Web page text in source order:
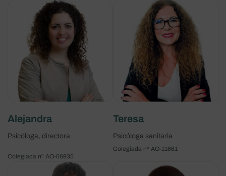
Alejandra
Psicóloga, directora
Colegiada nº AO-06935
Teresa
Psicóloga sanitaria
Colegiada nº AO-11661